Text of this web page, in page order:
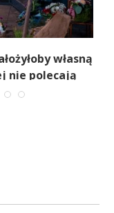
własną
nie polecają